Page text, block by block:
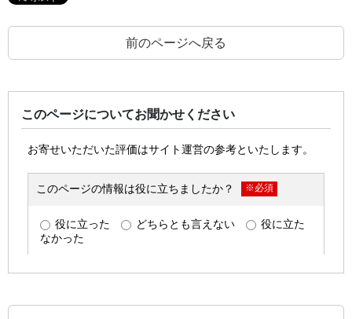
前のページへ戻る
このページについてお聞かせください